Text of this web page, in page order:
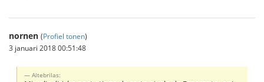
nornen (Profiel tonen)
3 januari 2018 00:51:48
Altebrilas: